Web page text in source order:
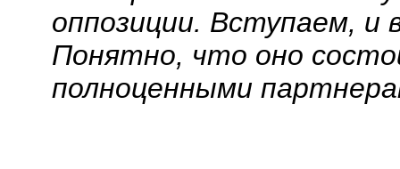
оппозиции. Вступаем, и
Понятно, что оно
полноценными